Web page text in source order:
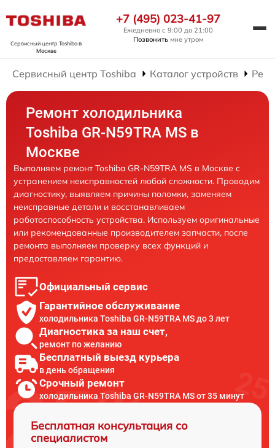
Сервисный центр Toshibaв
Москве
+7 (495) 023-41-97
Ежедневно с 9:00 до 21:00
Позвонить мне утром
Сервисный центр Toshiba Каталог устройств
Ремонт холодильника
Toshiba GR-N59TRA MS в
Москве
Выполняем ремонт Toshiba GR-N59TRA MS в Москве с
устранением неисправностей любой сложности. Проводим
диагностику, выявляем причины поломки, заменяем
неисправные детали и восстанавливаем
работоспособность устройства. Используем оригинальные
или рекомендованные производителем запчасти, после
ремонта выполняем проверку всех функций и
предоставляем гарантию.
Официальный сервис
Гарантийное обслуживание
холодильника Toshiba GR-N59TRA MS до 3 лет
Диагностика за наш счет,
ремонт по желанию
Бесплатный выезд курьера
в день обращения
Срочный ремонт
холодильника Toshiba GR-N59TRA MS от 35 минут
Бесплатная консультация со
специалистом